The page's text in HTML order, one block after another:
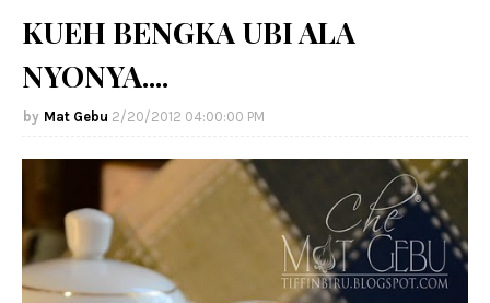
KUEH BENGKA UBI ALA
NYONYA....
Mat Gebu 2/20/2012 04:00:00 PM